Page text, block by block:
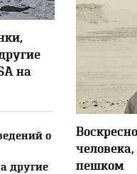
на
о
другие
пешком